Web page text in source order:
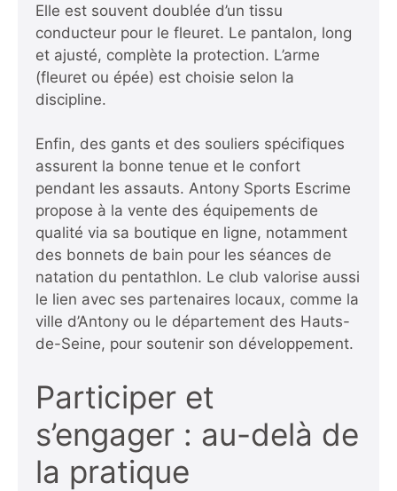
Elle est souvent doublée d’un tissu
conducteur pour le fleuret. Le pantalon, long
et ajusté, complète la protection. L’arme
(fleuret ou épée) est choisie selon la
discipline.
Enfin, des gants et des souliers spécifiques
assurent la bonne tenue et le confort
pendant les assauts. Antony Sports Escrime
propose à la vente des équipements de
qualité via sa boutique en ligne, notamment
des bonnets de bain pour les séances de
natation du pentathlon. Le club valorise aussi
le lien avec ses partenaires locaux, comme la
ville d’Antony ou le département des Hauts-
de-Seine, pour soutenir son développement.
Participer et
s’engager : au-delà de
la pratique